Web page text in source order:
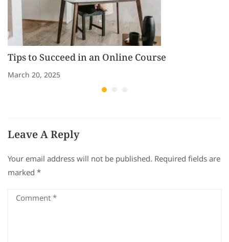
Tips to Succeed in an Online Course
March 20, 2025
Leave A Reply
Your email address will not be published. Required fields are
marked *